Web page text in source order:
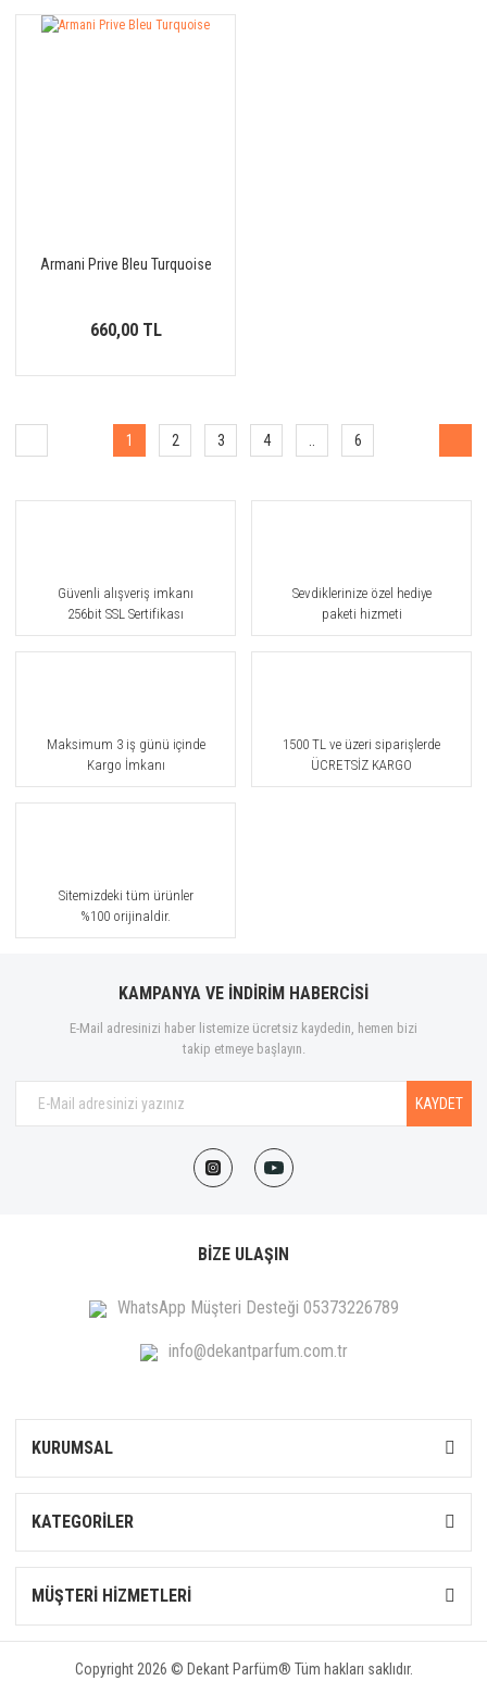
Armani Prive Bleu Turquoise
660,00 TL
1 2 3 4 6
Güvenli alışveriş imkanı
256bit SSL Sertifikası
Sevdiklerinize özel hediye
paketi hizmeti
Maksimum 3 iş günü içinde
Kargo İmkanı
1500 TL ve üzeri siparişlerde
ÜCRETSİZ KARGO
Sitemizdeki tüm ürünler
%100 orijinaldir.
KAMPANYA VE İNDİRİM HABERCİSİ
E-Mail adresinizi haber listemize ücretsiz kaydedin, hemen bizi
takip etmeye başlayın.
KAYDET
BİZE ULAŞIN
WhatsApp Müşteri Desteği 05373226789
info@dekantparfum.com.tr
KURUMSAL
KATEGORİLER
MÜŞTERİ HİZMETLERİ
Copyright 2026 © Dekant Parfüm® Tüm hakları saklıdır.